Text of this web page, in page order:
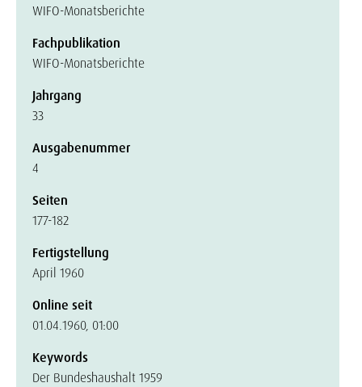
WIFO-Monatsberichte
Fachpublikation
WIFO-Monatsberichte
Jahrgang
33
Ausgabenummer
4
Seiten
177-182
Fertigstellung
April 1960
Online seit
01.04.1960, 01:00
Keywords
Der Bundeshaushalt 1959